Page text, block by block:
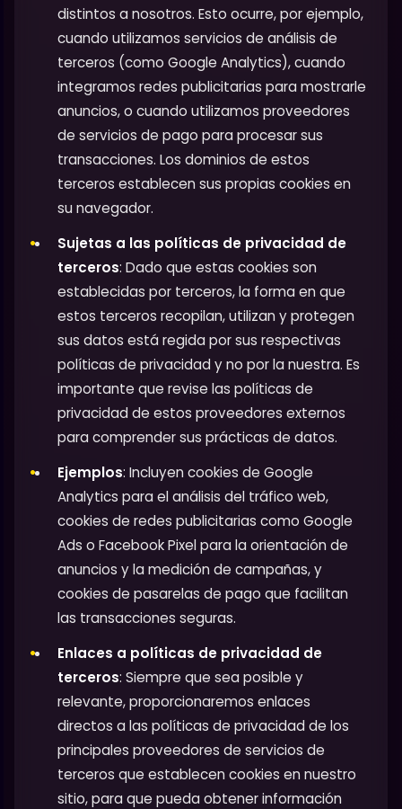
distintos a nosotros. Esto ocurre, por ejemplo,
cuando utilizamos servicios de análisis de
terceros (como Google Analytics), cuando
integramos redes publicitarias para mostrarle
anuncios, o cuando utilizamos proveedores
de servicios de pago para procesar sus
transacciones. Los dominios de estos
terceros establecen sus propias cookies en
su navegador.
Sujetas a las políticas de privacidad de
terceros: Dado que estas cookies son
establecidas por terceros, la forma en que
estos terceros recopilan, utilizan y protegen
sus datos está regida por sus respectivas
políticas de privacidad y no por la nuestra. Es
importante que revise las políticas de
privacidad de estos proveedores externos
para comprender sus prácticas de datos.
Ejemplos: Incluyen cookies de Google
Analytics para el análisis del tráfico web,
cookies de redes publicitarias como Google
Ads o Facebook Pixel para la orientación de
anuncios y la medición de campañas, y
cookies de pasarelas de pago que facilitan
las transacciones seguras.
Enlaces a políticas de privacidad de
terceros: Siempre que sea posible y
relevante, proporcionaremos enlaces
directos a las políticas de privacidad de los
principales proveedores de servicios de
terceros que establecen cookies en nuestro
sitio, para que pueda obtener información